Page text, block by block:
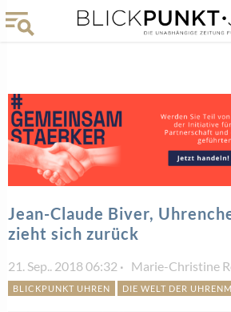
Jean-Claude Biver,
zieht sich zurück
21. Sep.. 2018 06:32 Marie-Christine
BLICKPUNKT UHREN DIE WELT DER